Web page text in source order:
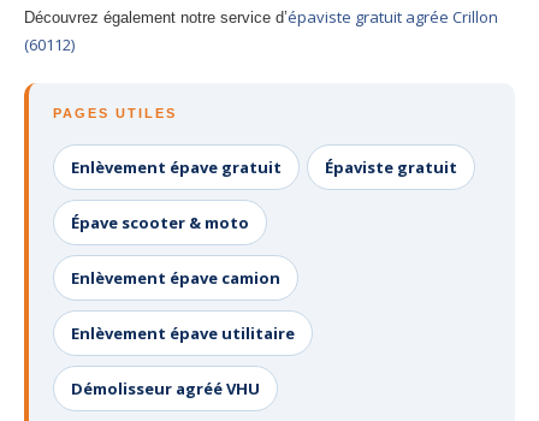
Découvrez également notre service d’épaviste gratuit agrée Crillon
(60112)
PAGES UTILES
Enlèvement épave gratuit Épaviste gratuit
Épave scooter & moto
Enlèvement épave camion
Enlèvement épave utilitaire
Démolisseur agréé VHU